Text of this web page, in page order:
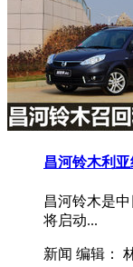
昌河铃木利
昌河铃木是
将启动...
新闻 编辑：